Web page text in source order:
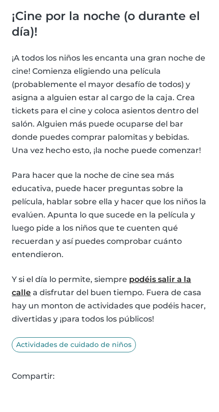
¡Cine por la noche (o durante el
día)!
¡A todos los niños les encanta una gran noche de
cine! Comienza eligiendo una película
(probablemente el mayor desafío de todos) y
asigna a alguien estar al cargo de la caja. Crea
tickets para el cine y coloca asientos dentro del
salón. Alguien más puede ocuparse del bar
donde puedes comprar palomitas y bebidas.
Una vez hecho esto, ¡la noche puede comenzar!
Para hacer que la noche de cine sea más
educativa, puede hacer preguntas sobre la
película, hablar sobre ella y hacer que los niños la
evalúen. Apunta lo que sucede en la película y
luego pide a los niños que te cuenten qué
recuerdan y así puedes comprobar cuánto
entendieron.
Y si el día lo permite, siempre podéis salir a la
calle a disfrutar del buen tiempo. Fuera de casa
hay un monton de actividades que podéis hacer,
divertidas y ¡para todos los públicos!
Actividades de cuidado de niños
Compartir: